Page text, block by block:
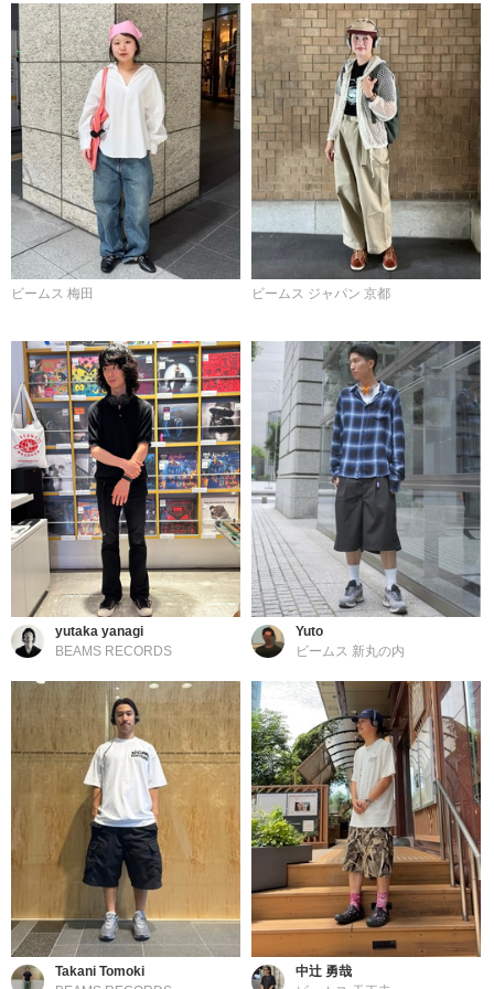
ビームス 梅田 ビームス ジャパン 京都
yutaka yanagi
BEAMS RECORDS
Yuto
ビームス 新丸の内
Takani Tomoki
中辻 勇哉